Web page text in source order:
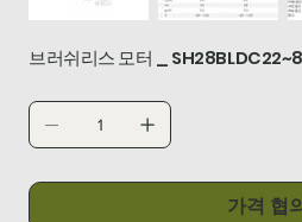
브러쉬리스 모터 _
가격 협